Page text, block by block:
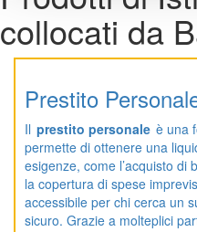
collocati da
Prestito
Il prestito personale è una
permette di ottenere una
esigenze, come l’acquisto di
la copertura di spese
accessibile per chi cerca un
sicuro. Grazie a molteplici